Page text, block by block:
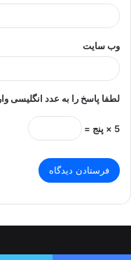
وب‌ سایت
لطفا پاسخ را به عدد انگلیسی
5 × پنج =